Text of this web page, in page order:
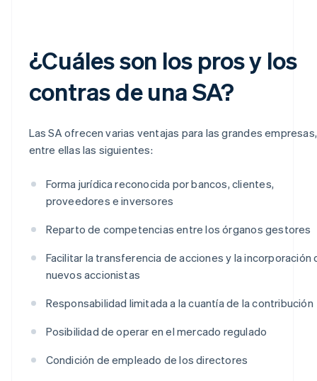
¿Cuáles son los pros y los
contras de una SA?
Las SA ofrecen varias ventajas para las grandes empresas,
entre ellas las siguientes:
Forma jurídica reconocida por bancos, clientes,
proveedores e inversores
Reparto de competencias entre los órganos gestores
Facilitar la transferencia de acciones y la incorporación
nuevos accionistas
Responsabilidad limitada a la cuantía de la contribución
Posibilidad de operar en el mercado regulado
Condición de empleado de los directores